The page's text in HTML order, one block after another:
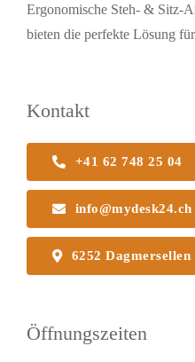
Ergonomische Steh- & Sitz-
bieten die perfekte Lösung
Kontakt
+41 62 748 25 04
info@mydesk24.ch
6252 Dagmersellen
Öffnungszeiten